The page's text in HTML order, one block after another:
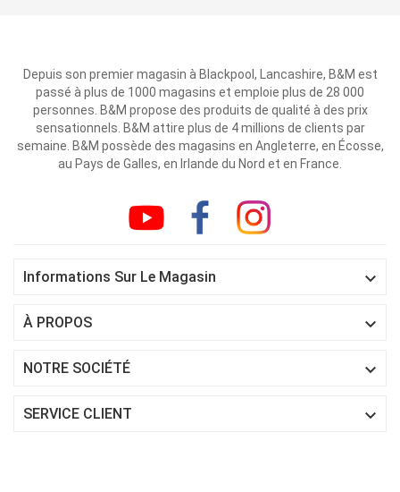
Depuis son premier magasin à Blackpool, Lancashire, B&M est
passé à plus de 1000 magasins et emploie plus de 28 000
personnes. B&M propose des produits de qualité à des prix
sensationnels. B&M attire plus de 4 millions de clients par
semaine. B&M possède des magasins en Angleterre, en Écosse,
au Pays de Galles, en Irlande du Nord et en France.
Informations Sur Le Magasin 
À PROPOS 
NOTRE SOCIÉTÉ 
SERVICE CLIENT 